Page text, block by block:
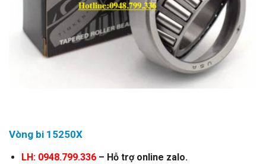
Vòng bi 15250X
LH: 0948.799.336– Hỗ trợ online zalo.